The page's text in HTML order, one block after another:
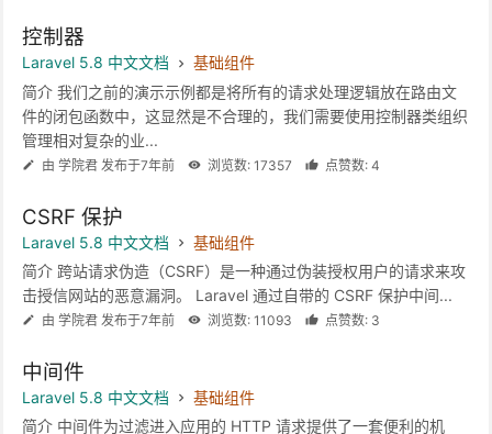
控制器
Laravel 5.8 中文文档
基础组件
简介 我们之前的演示示例都是将所有的请求处理逻辑放在路由文
件的闭包函数中，这显然是不合理的，我们需要使用控制器类组织
管理相对复杂的业...
由 学院君 发布于7年前 浏览数: 17357 点赞数: 4
CSRF 保护
Laravel 5.8 中文文档
基础组件
简介 跨站请求伪造（CSRF）是一种通过伪装授权用户的请求来攻
击授信网站的恶意漏洞。 Laravel 通过自带的 CSRF 保护中间...
由 学院君 发布于7年前 浏览数: 11093 点赞数: 3
中间件
Laravel 5.8 中文文档
基础组件
简介 中间件为过滤进入应用的 HTTP 请求提供了一套便利的机